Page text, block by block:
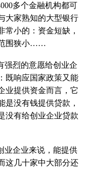
多个金融机构都可
大家熟知的大型银行
常小的：资金短缺，
范围狭小……
强烈的意愿给创业企
既响应国家政策又能
业提供资金而言，它
是没有钱提供贷款，
没有给创业企业贷款
业企业来说，能提供
这几十家中大部分还